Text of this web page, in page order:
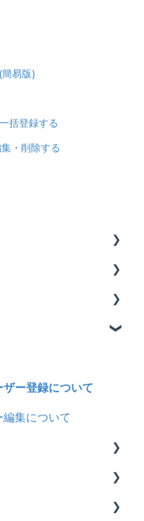
易版)
括登録する
・削除する
ィ
ー
ザー登録について
編集について
ループ設定
ループ設定